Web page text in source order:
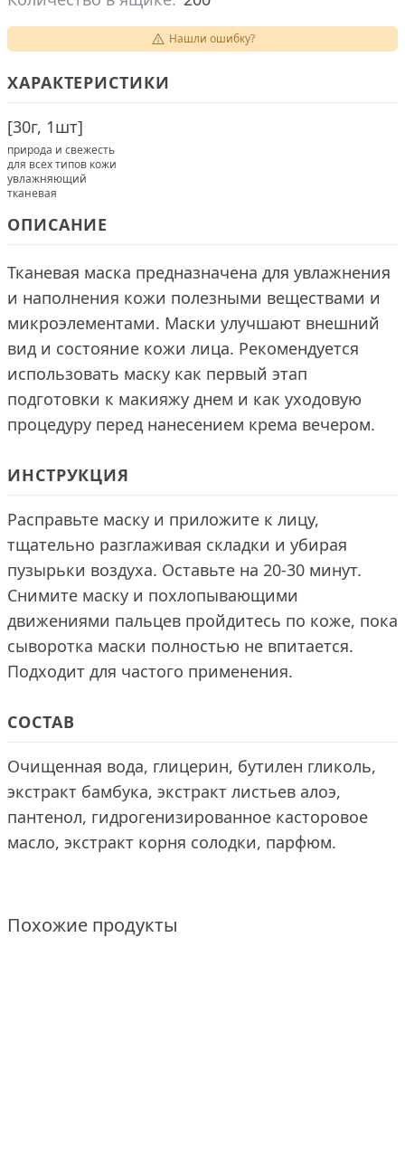
Нашли ошибку?
ХАРАКТЕРИСТИКИ
[30г, 1шт]
природа и свежесть
для всех типов кожи
увлажняющий
тканевая
ОПИСАНИЕ
Тканевая маска предназначена для увлажнения
и наполнения кожи полезными веществами и
микроэлементами. Маски улучшают внешний
вид и состояние кожи лица. Рекомендуется
использовать маску как первый этап
подготовки к макияжу днем и как уходовую
процедуру перед нанесением крема вечером.
ИНСТРУКЦИЯ
Расправьте маску и приложите к лицу,
тщательно разглаживая складки и убирая
пузырьки воздуха. Оставьте на 20-30 минут.
Снимите маску и похлопывающими
движениями пальцев пройдитесь по коже, пока
сыворотка маски полностью не впитается.
Подходит для частого применения.
СОСТАВ
Очищенная вода, глицерин, бутилен гликоль,
экстракт бамбука, экстракт листьев алоэ,
пантенол, гидрогенизированное касторовое
масло, экстракт корня солодки, парфюм.
Похожие продукты